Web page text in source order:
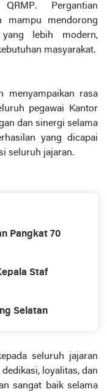
Pergantian
mampu mendorong
yang lebih modern,
masyarakat.
menyampaikan rasa
pegawai Kantor
dan sinergi selama
yang dicapai
seluruh jajaran.
Pangkat 70
Staf
Selatan
seluruh jajaran
loyalitas, dan
sangat baik selama